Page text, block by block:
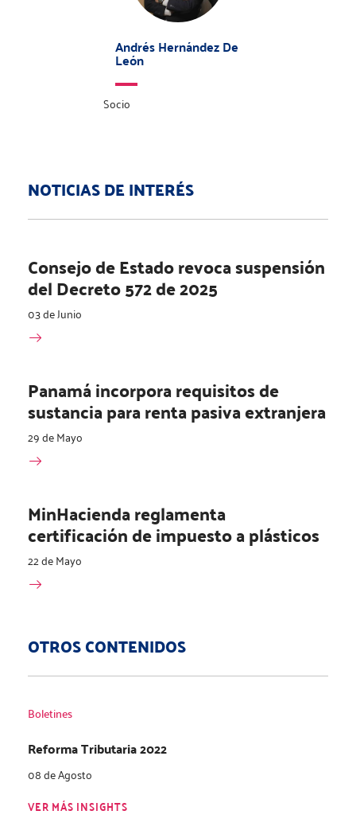
Andrés Hernández De
León
Socio
NOTICIAS DE INTERÉS
Consejo de Estado revoca suspensión
del Decreto 572 de 2025
03 de Junio
Panamá incorpora requisitos de
sustancia para renta pasiva extranjera
29 de Mayo
MinHacienda reglamenta
certificación de impuesto a plásticos
22 de Mayo
OTROS CONTENIDOS
Boletines
Reforma Tributaria 2022
08 de Agosto
VER MÁS INSIGHTS